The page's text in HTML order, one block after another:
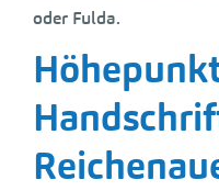
oder Fulda.